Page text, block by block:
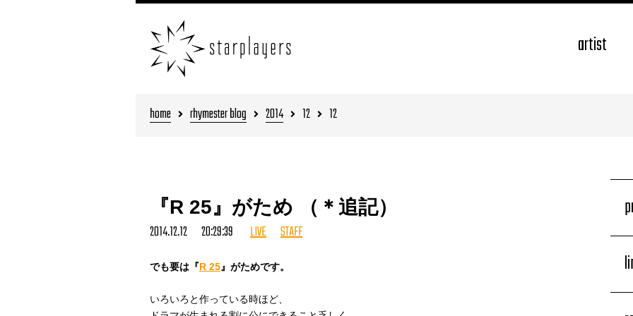
artist
home rhymester blog 2014 12 12
『R 25』がため （＊追記）
2014.12.12 20:29:39 LIVE STAFF
でも要は『R 25』がためです。
いろいろと作っている時ほど、